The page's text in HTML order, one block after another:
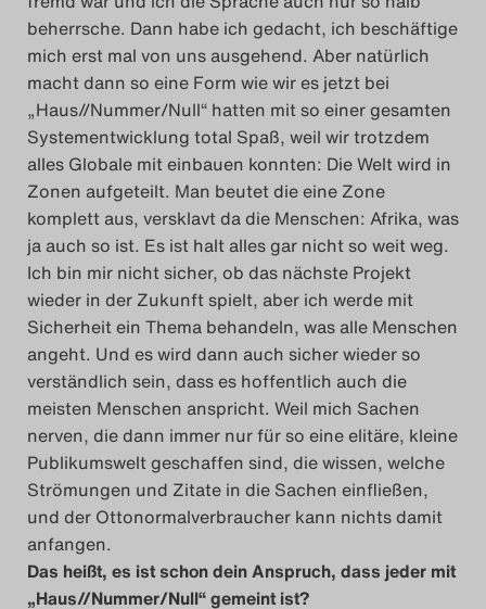
beherrsche. Dann habe ich gedacht, ich beschäftige
mich erst mal von uns ausgehend. Aber natürlich
macht dann so eine Form wie wir es jetzt bei
„Haus//Nummer/Null“ hatten mit so einer gesamten
Systementwicklung total Spaß, weil wir trotzdem
alles Globale mit einbauen konnten: Die Welt wird in
Zonen aufgeteilt. Man beutet die eine Zone
komplett aus, versklavt da die Menschen: Afrika, was
ja auch so ist. Es ist halt alles gar nicht so weit weg.
Ich bin mir nicht sicher, ob das nächste Projekt
wieder in der Zukunft spielt, aber ich werde mit
Sicherheit ein Thema behandeln, was alle Menschen
angeht. Und es wird dann auch sicher wieder so
verständlich sein, dass es hoffentlich auch die
meisten Menschen anspricht. Weil mich Sachen
nerven, die dann immer nur für so eine elitäre, kleine
Publikumswelt geschaffen sind, die wissen, welche
Strömungen und Zitate in die Sachen einfließen,
und der Ottonormalverbraucher kann nichts damit
anfangen.
Das heißt, es ist schon dein Anspruch, dass jeder mit
„Haus//Nummer/Null“ gemeint ist?